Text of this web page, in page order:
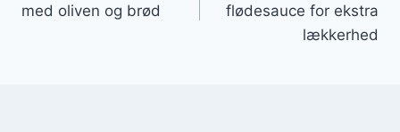
med oliven og brød
flødesauce for ekstra
lækkerhed